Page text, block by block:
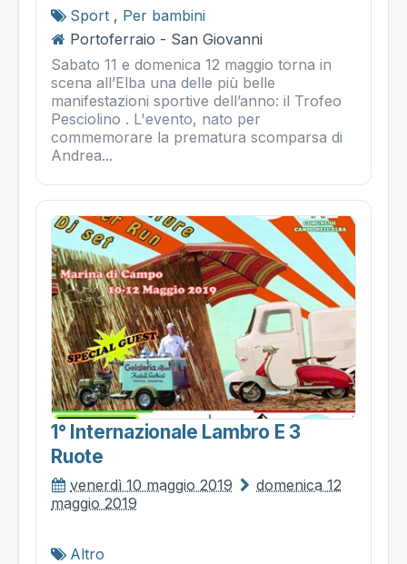
Sport , Per bambini
Portoferraio - San Giovanni
Sabato 11 e domenica 12 maggio torna in
scena all’Elba una delle più belle
manifestazioni sportive dell’anno: il Trofeo
Pesciolino . L'evento, nato per
commemorare la prematura scomparsa di
Andrea...
1° Internazionale Lambro E 3
Ruote
venerdì 10 maggio 2019
domenica 12
maggio 2019
Altro